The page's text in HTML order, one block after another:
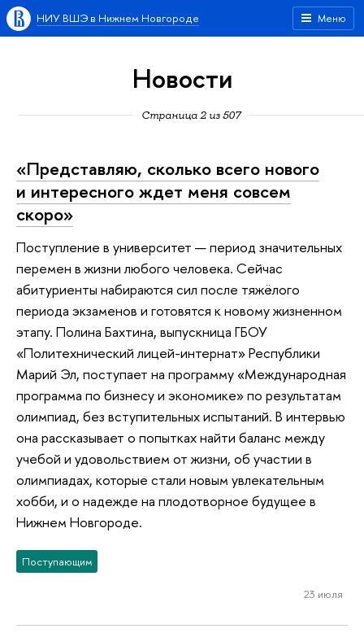
Меню
НИУ ВШЭ в Нижнем Новгороде
Новости
Страница 2 из 507
«Представляю, сколько всего нового
и интересного ждет меня совсем
скоро»
Поступление в университет — период значительных
перемен в жизни любого человека. Сейчас
абитуриенты набираются сил после тяжёлого
периода экзаменов и готовятся к новому жизненном
этапу. Полина Бахтина, выпускница ГБОУ
«Политехнический лицей-интернат» Республики
Марий Эл, поступает на программу «Международная
программа по бизнесу и экономике» по результатам
олимпиад, без вступительных испытаний. В интервью
она рассказывает о попытках найти баланс между
учебой и удовольствием от жизни, об участии в
олимпиадах, которые стали новым увлекательным
хобби, и о надежде на плодотворное будущее в
Нижнем Новгороде.
Поступающим
23 июля